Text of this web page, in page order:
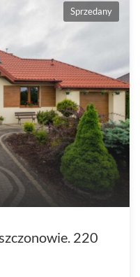
Sprzedany
220